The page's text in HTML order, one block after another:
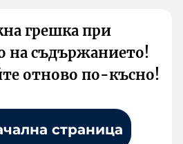
грешка при
на съдържанието!
отново по-късно!
страница